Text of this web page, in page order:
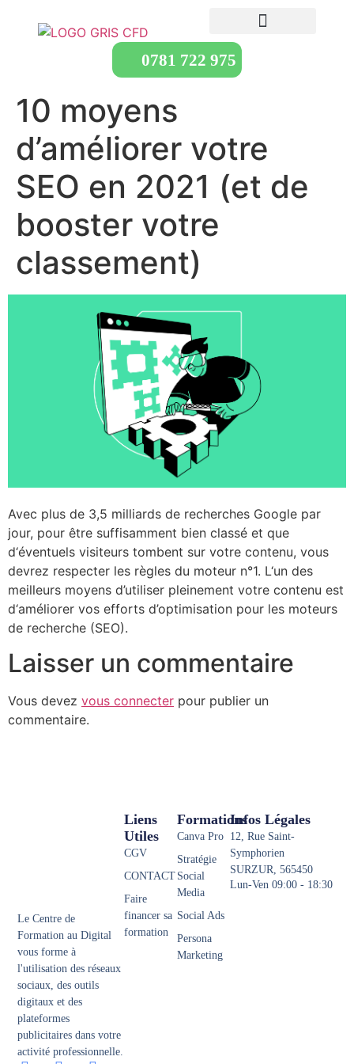
0781 722 975
10 moyens
d’améliorer votre
SEO en 2021 (et de
booster votre
classement)
Avec plus de 3,5 milliards de recherches Google par
jour, pour être suffisamment bien classé et que
d‘éventuels visiteurs tombent sur votre contenu, vous
devrez respecter les règles du moteur n°1. L‘un des
meilleurs moyens d’utiliser pleinement votre contenu est
d‘améliorer vos efforts d’optimisation pour les moteurs
de recherche (SEO).
Laisser un commentaire
Vous devez vous connecter pour publier un
commentaire.
Le Centre de
Formation au Digital
vous forme à
l'utilisation des réseaux
sociaux, des outils
digitaux et des
plateformes
publicitaires dans votre
activité professionnelle.
Formations
Canva Pro
Stratégie
Social
Media
Social Ads
Persona
Marketing
Liens
Utiles
CGV
CONTACT
Faire
financer sa
formation
Infos Légales
12, Rue Saint-
Symphorien
SURZUR, 565450
Lun-Ven 09:00 - 18:30